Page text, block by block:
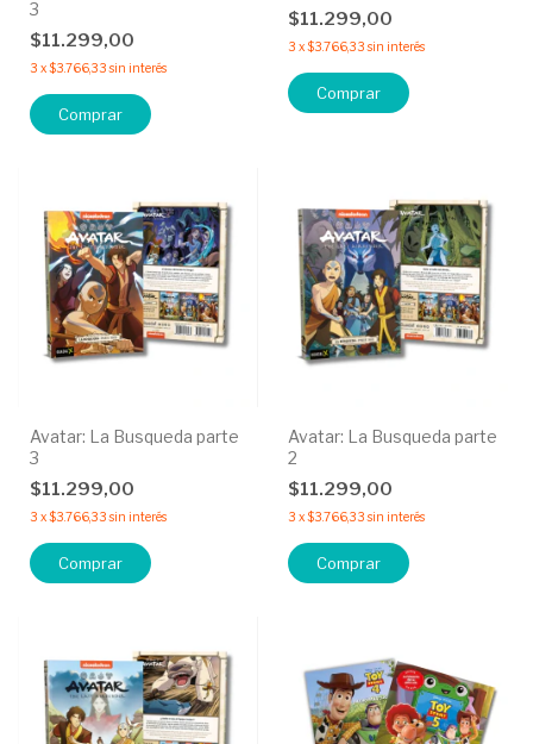
3
$11.299,00
3 x$3.766,33 sin interés
$11.299,00
3 x$3.766,33 sin interés
Avatar: La Busqueda parte
3
$11.299,00
3 x$3.766,33 sin interés
Avatar: La Busqueda parte
2
$11.299,00
3 x$3.766,33 sin interés